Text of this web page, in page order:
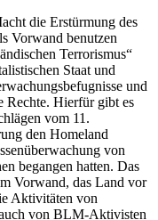
die Erstürmung des
Vorwand benutzen
Terrorismus“
Staat und
und
Rechte. Hierfür gibt es
vom 11.
den Homeland
von
begangen hatten. Das
Vorwand, das Land vor
Aktivitäten von
von BLM-Aktivisten